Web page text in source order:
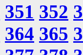
351 352
364 365